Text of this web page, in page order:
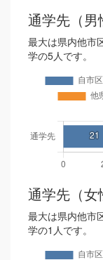
通学先（男
最大は県内他市
学の5人です。
通学先（女
最大は県内他市
学の1人です。